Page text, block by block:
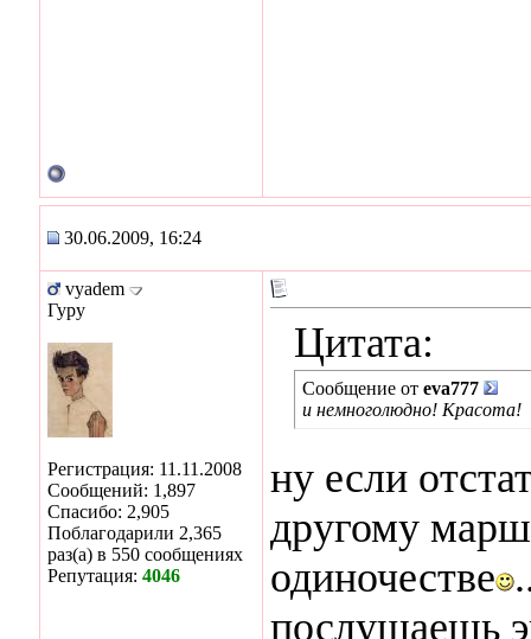
30.06.2009, 16:24
vyadem
Гуру
Регистрация: 11.11.2008
Сообщений: 1,897
Спасибо: 2,905
Поблагодарили 2,365
раз(а) в 550 сообщениях
Репутация: 4046
Цитата:
Сообщение от eva777
и немноголюдно! Красота!
ну если
другому
одиночестве
послушаешь